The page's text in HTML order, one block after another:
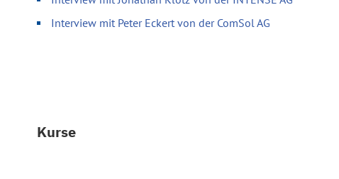
Interview mit Peter Eckert von der ComSol AG
Kurse